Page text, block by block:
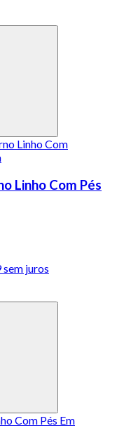
Linho Com Pés
sem juros